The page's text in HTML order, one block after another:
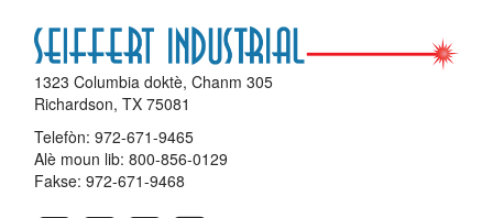
1323 Columbia doktè, Chanm 305
Richardson, TX 75081
Telefòn: 972-671-9465
Alè moun lib: 800-856-0129
Fakse: 972-671-9468